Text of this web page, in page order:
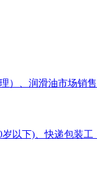
、润滑油市场销
以下)、快递包装工